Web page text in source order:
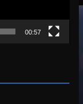
00:57